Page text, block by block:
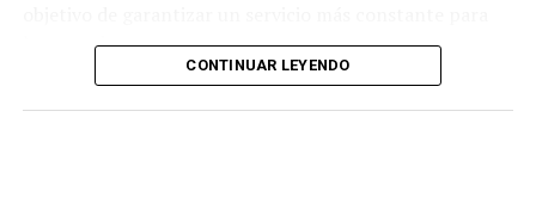
los usuarios.
CONTINUAR LEYENDO